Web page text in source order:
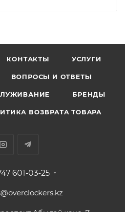
КОНТАКТЫ УСЛУГИ
ВОПРОСЫ И ОТВЕТЫ
БРЕНДЫ
ВОЗВРАТА ТОВАРА
601-03-25